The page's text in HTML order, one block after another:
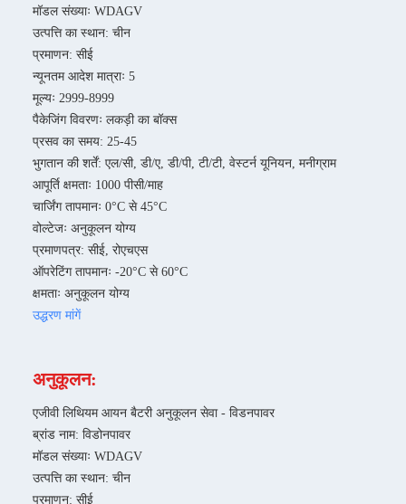
मॉडल संख्याः WDAGV
उत्पत्ति का स्थान: चीन
प्रमाणन: सीई
न्यूनतम आदेश मात्राः 5
मूल्यः 2999-8999
पैकेजिंग विवरणः लकड़ी का बॉक्स
प्रसव का समय: 25-45
भुगतान की शर्तें: एल/सी, डी/ए, डी/पी, टी/टी, वेस्टर्न यूनियन, मनीग्राम
आपूर्ति क्षमताः 1000 पीसी/माह
चार्जिंग तापमानः 0°C से 45°C
वोल्टेजः अनुकूलन योग्य
प्रमाणपत्र: सीई, रोएचएस
ऑपरेटिंग तापमानः -20°C से 60°C
क्षमताः अनुकूलन योग्य
उद्धरण मांगें
अनुकूलन:
एजीवी लिथियम आयन बैटरी अनुकूलन सेवा - विडनपावर
ब्रांड नाम: विडोनपावर
मॉडल संख्याः WDAGV
उत्पत्ति का स्थान: चीन
प्रमाणन: सीई